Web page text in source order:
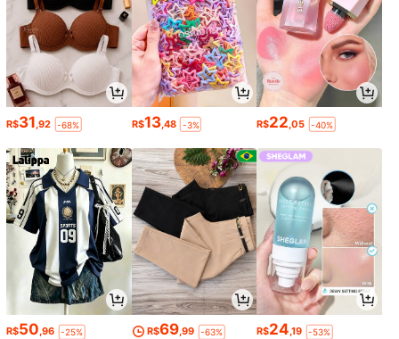
R$31 ,92 -68% R$13,48 -3% R$22 ,05 -40%
R$50,96 -25% R$69,99 -63% R$24,19 -53%